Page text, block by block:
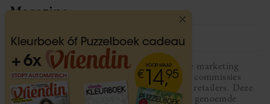
Magazine
Service
Vriendin participeert in diverse affiliate marketing
programma’s, dat houdt in dat Vriendin commissies
ontvangt voor aankopen middels links van retailers. Deze
website wordt niet gesponsord door de genoemde